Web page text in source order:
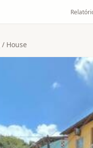
/ House